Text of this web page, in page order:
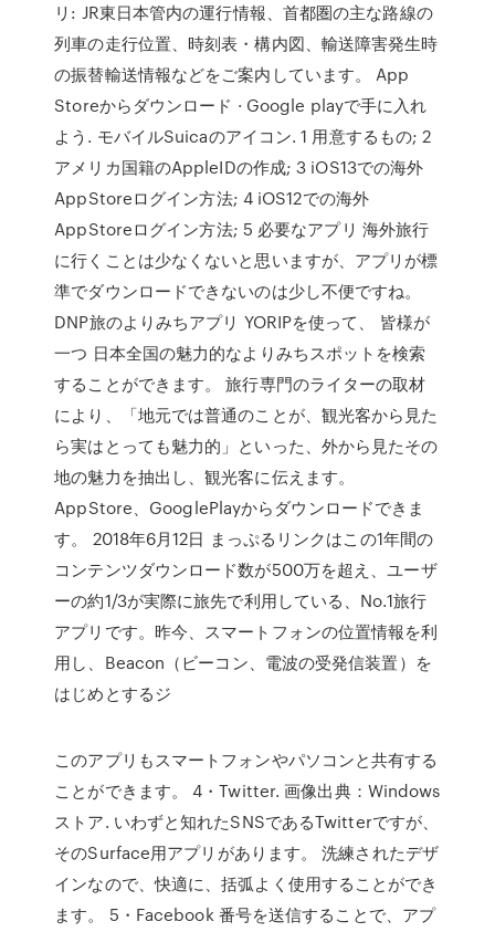
リ: JR東日本管内の運行情報、首都圏の主な路線の
列車の走行位置、時刻表・構内図、輸送障害発生時
の振替輸送情報などをご案内しています。 App
Storeからダウンロード · Google playで手に入れ
よう. モバイルSuicaのアイコン. 1 用意するもの; 2
アメリカ国籍のAppleIDの作成; 3 iOS13での海外
AppStoreログイン方法; 4 iOS12での海外
AppStoreログイン方法; 5 必要なアプリ 海外旅行
に行くことは少なくないと思いますが、アプリが標
準でダウンロードできないのは少し不便ですね。
DNP旅のよりみちアプリ YORIPを使って、 皆様が
一つ 日本全国の魅力的なよりみちスポットを検索
することができます。 旅行専門のライターの取材
により、「地元では普通のことが、観光客から見た
ら実はとっても魅力的」といった、外から見たその
地の魅力を抽出し、観光客に伝えます。
AppStore、GooglePlayからダウンロードできま
す。 2018年6月12日 まっぷるリンクはこの1年間の
コンテンツダウンロード数が500万を超え、ユーザ
ーの約1/3が実際に旅先で利用している、No.1旅行
アプリです。昨今、スマートフォンの位置情報を利
用し、Beacon（ビーコン、電波の受発信装置）を
はじめとするジ
このアプリもスマートフォンやパソコンと共有する
ことができます。 4・Twitter. 画像出典：Windows
ストア. いわずと知れたSNSであるTwitterですが、
そのSurface用アプリがあります。 洗練されたデザ
インなので、快適に、括弧よく使用することができ
ます。 5・Facebook 番号を送信することで、アプ